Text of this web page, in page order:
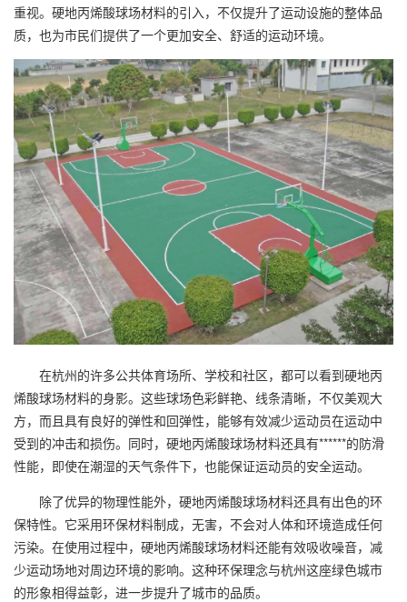
重视。硬地丙烯酸球场材料的引入，不仅提升了运动设施的整体品
质，也为市民们提供了一个更加安全、舒适的运动环境。
在杭州的许多公共体育场所、学校和社区，都可以看到硬地丙
烯酸球场材料的身影。这些球场色彩鲜艳、线条清晰，不仅美观大
方，而且具有良好的弹性和回弹性，能够有效减少运动员在运动中
受到的冲击和损伤。同时，硬地丙烯酸球场材料还具有******的防滑
性能，即使在潮湿的天气条件下，也能保证运动员的安全运动。
除了优异的物理性能外，硬地丙烯酸球场材料还具有出色的环
保特性。它采用环保材料制成，无害，不会对人体和环境造成任何
污染。在使用过程中，硬地丙烯酸球场材料还能有效吸收噪音，减
少运动场地对周边环境的影响。这种环保理念与杭州这座绿色城市
的形象相得益彰，进一步提升了城市的品质。